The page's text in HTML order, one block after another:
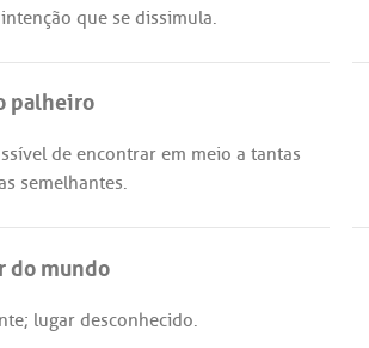
intenção que se dissimula.
palheiro
de encontrar em meio a tantas
semelhantes.
do mundo
; lugar desconhecido.